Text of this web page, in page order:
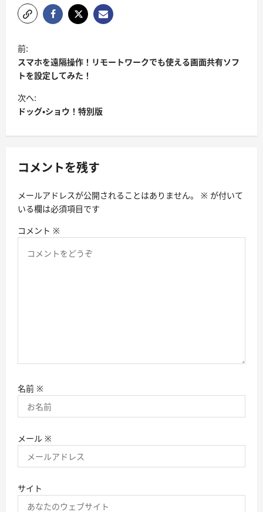
投
稿
ナ
ビ
ゲ
ー
ョ
前:
スマホを遠隔操作！リモートワークでも使える画面共有ソフ
トを設定してみた！
次へ:
ドッグ・ショウ！特別版
コメントを残す
メールアドレスが公開されることはありません。 ※ が付いて
いる欄は必須項目です
コメント ※
名前 ※
メール ※
サイト